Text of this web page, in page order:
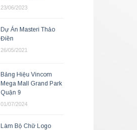
23/06/2023
Dự Án Masteri Thảo
Điền
26/05/2021
Bảng Hiệu Vincom
Mega Mall Grand Park
Quận 9
01/07/2024
Làm Bộ Chữ Logo